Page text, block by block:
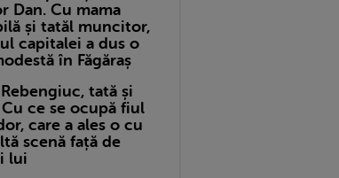
Dan. Cu mama
și tatăl muncitor,
capitalei a dus o
în Făgăraș
tată și
ce se ocupă fiul
care a ales o cu
scenă față de
lui